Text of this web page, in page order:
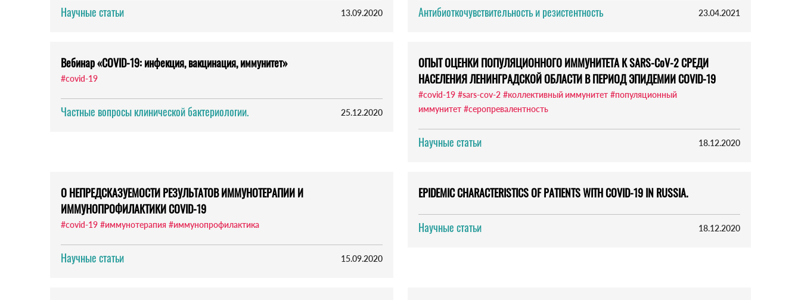
Научные статьи 13.09.2020 Антибиоткочувствительность и резистентность 23.04.2021
Вебинар «COVID-19: инфекция, вакцинация, иммунитет»
#covid-19
Частные вопросы клинической бактериологии. 25.12.2020
ОПЫТ ОЦЕНКИ ПОПУЛЯЦИОННОГО ИММУНИТЕТА К SARS-CoV-2 СРЕДИ
НАСЕЛЕНИЯ ЛЕНИНГРАДСКОЙ ОБЛАСТИ В ПЕРИОД ЭПИДЕМИИ COVID-19
#covid-19 #sars-cov-2 #коллективный иммунитет #популяционный
иммунитет #серопревалентность
Научные статьи 18.12.2020
О НЕПРЕДСКАЗУЕМОСТИ РЕЗУЛЬТАТОВ ИММУНОТЕРАПИИ И
ИММУНОПРОФИЛАКТИКИ COVID-19
#covid-19 #иммунотерапия #иммунопрофилактика
Научные статьи 15.09.2020
EPIDEMIC CHARACTERISTICS OF PATIENTS WITH COVID-19 IN RUSSIA.
Научные статьи 18.12.2020